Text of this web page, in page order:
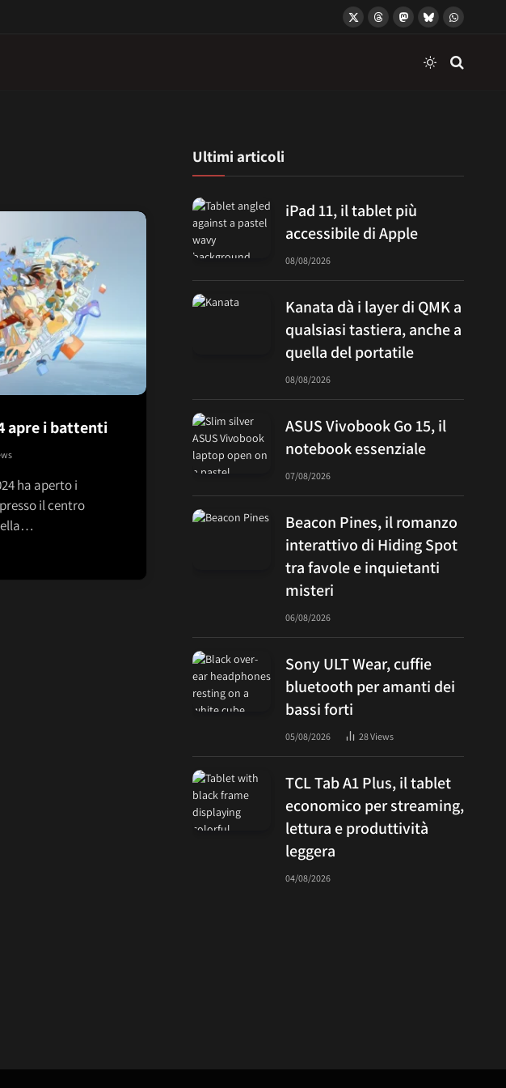
X
ThreadsMastodon
BlueskyWhatsApp
apre i battenti
ha aperto i
il centro
Ultimi articoli
iPad 11, il tablet più
accessibile di Apple
08/08/2026
Kanata dà i layer di QMK a
qualsiasi tastiera, anche a
quella del portatile
08/08/2026
ASUS Vivobook Go 15, il
notebook essenziale
07/08/2026
Beacon Pines, il romanzo
interattivo di Hiding Spot
tra favole e inquietanti
misteri
06/08/2026
Sony ULT Wear, cuffie
bluetooth per amanti dei
bassi forti
05/08/2026 28Views
TCL Tab A1 Plus, il tablet
economico per streaming,
lettura e produttività
leggera
04/08/2026